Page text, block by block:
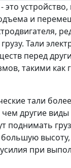
это
и
Тали
перед
такими как
тали
другие
поднимать
при